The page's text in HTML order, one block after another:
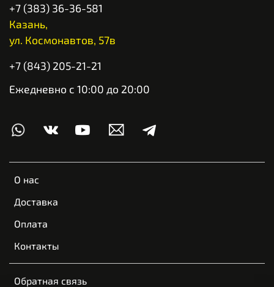
О нас
Доставка
Оплата
Контакты
Обратная связь
+7 (383) 36-36-581
Казань,
ул. Космонавтов, 57в
+7 (843) 205-21-21
Ежедневно с 10:00 до 20:00